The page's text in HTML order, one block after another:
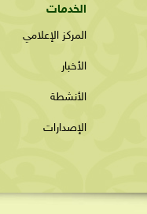
الخدمات
المركز الإعلامي
الأخبار
الأنشطة
الإصدارات